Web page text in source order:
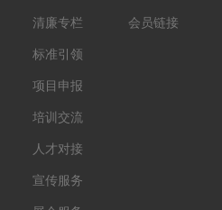
清廉专栏
标准引领
项目申报
培训交流
人才对接
宣传服务
会员链接